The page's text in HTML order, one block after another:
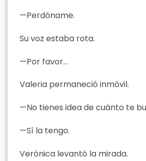
—Perdóname.
Su voz estaba rota.
—Por favor…
Valeria permaneció inmóvil.
—No tienes idea de cuánto te
—Sí la tengo.
Verónica levantó la mirada.